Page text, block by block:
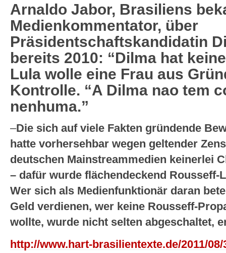
Arnaldo Jabor, Brasiliens
Medienkommentator, über
Präsidentschaftskandidatin
bereits 2010: “Dilma hat
Lula wolle eine Frau aus
Kontrolle. “A Dilma nao tem
nenhuma.”
–Die sich auf viele Fakten gründende
hatte vorhersehbar wegen geltender
deutschen Mainstreammedien keinerlei
– dafür wurde flächendeckend Rousseff-
Wer sich als Medienfunktionär daran
Geld verdienen, wer keine Rousseff-
wollte, wurde nicht selten abgeschaltet,
http://www.hart-brasilientexte.de/2011/